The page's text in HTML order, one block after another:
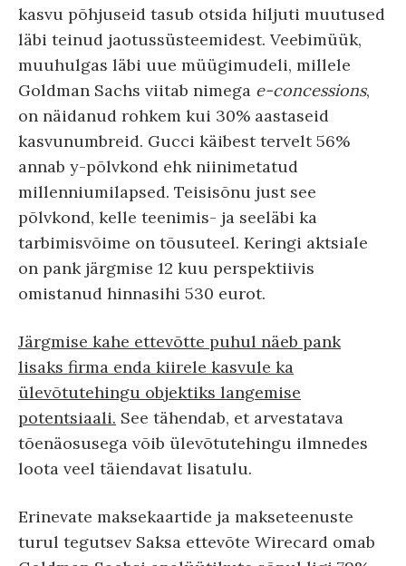
kasvu põhjuseid tasub otsida hiljuti muutused
läbi teinud jaotussüsteemidest. Veebimüük,
muuhulgas läbi uue müügimudeli, millele
Goldman Sachs viitab nimega e-concessions,
on näidanud rohkem kui 30% aastaseid
kasvunumbreid. Gucci käibest tervelt 56%
annab y-põlvkond ehk niinimetatud
millenniumilapsed. Teisisõnu just see
põlvkond, kelle teenimis- ja seeläbi ka
tarbimisvõime on tõusuteel. Keringi aktsiale
on pank järgmise 12 kuu perspektiivis
omistanud hinnasihi 530 eurot.
Järgmise kahe ettevõtte puhul näeb pank
lisaks firma enda kiirele kasvule ka
ülevõtutehingu objektiks langemise
potentsiaali. See tähendab, et arvestatava
tõenäosusega võib ülevõtutehingu ilmnedes
loota veel täiendavat lisatulu.
Erinevate maksekaartide ja makseteenuste
turul tegutsev Saksa ettevõte Wirecard omab